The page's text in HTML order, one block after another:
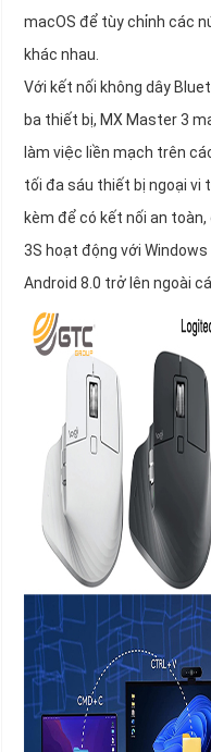
macOS để tùy chỉnh các
khác nhau.
Với kết nối không dây
ba thiết bị, MX Master 3
làm việc liền mạch trên
tối đa sáu thiết bị ngoại vi
kèm để có kết nối an
3S hoạt động với Windows
Android 8.0 trở lên ngoài